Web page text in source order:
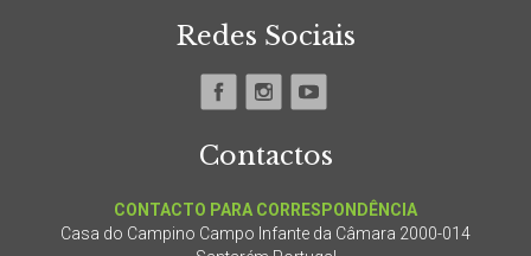
Redes Sociais
Contactos
CONTACTO PARA CORRESPONDÊNCIA
Casa do Campino Campo Infante da Câmara 2000-014